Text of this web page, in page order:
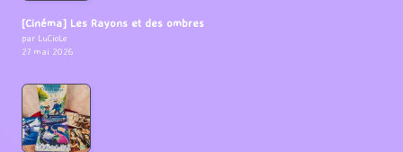
[Cinéma] Les Rayons et des ombres
par LuCioLe
27 mai 2026